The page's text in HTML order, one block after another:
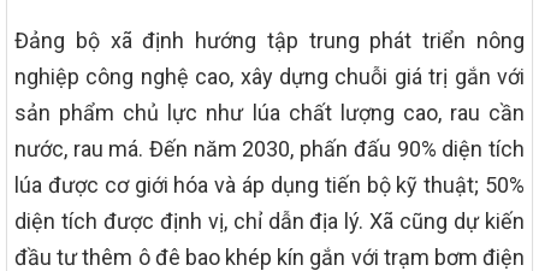
Đảng bộ xã định hướng tập trung phát triển nông
nghiệp công nghệ cao, xây dựng chuỗi giá trị gắn với
sản phẩm chủ lực như lúa chất lượng cao, rau cần
nước, rau má. Đến năm 2030, phấn đấu 90% diện tích
lúa được cơ giới hóa và áp dụng tiến bộ kỹ thuật; 50%
diện tích được định vị, chỉ dẫn địa lý. Xã cũng dự kiến
đầu tư thêm ô đê bao khép kín gắn với trạm bơm điện